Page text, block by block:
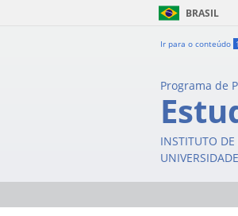
BRASIL
Ir para o conteúdo 1
Programa de
INSTITUTO DE